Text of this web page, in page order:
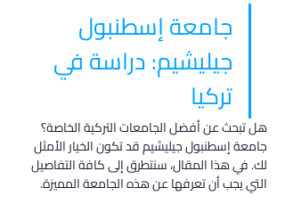
جامعة إسطنبول
جيليشيم: دراسة في
تركيا
هل تبحث عن أفضل الجامعات التركية الخاصة؟
جامعة إسطنبول جيليشيم قد تكون الخيار الأمثل
لك. في هذا المقال، سنتطرق إلى كافة التفاصيل
التي يجب أن تعرفها عن هذه الجامعة المميزة.